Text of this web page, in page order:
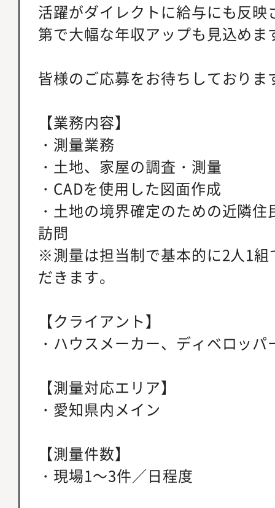
活躍がダイレクトに給与にも反
第で大幅な年収アップも見込めま
皆様のご応募をお待ちしておりま
【業務内容】
・測量業務
・土地、家屋の調査・測量
・CADを使用した図面作成
・土地の境界確定のための近隣
訪問
※測量は担当制で基本的に2人1組
だきます。
【クライアント】
・ハウスメーカー、ディベロッパ
【測量対応エリア】
・愛知県内メイン
【測量件数】
・現場1～3件／日程度